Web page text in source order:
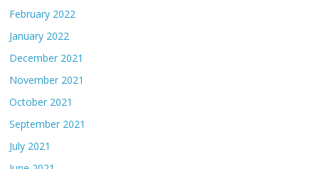
February 2022
January 2022
December 2021
November 2021
October 2021
September 2021
July 2021